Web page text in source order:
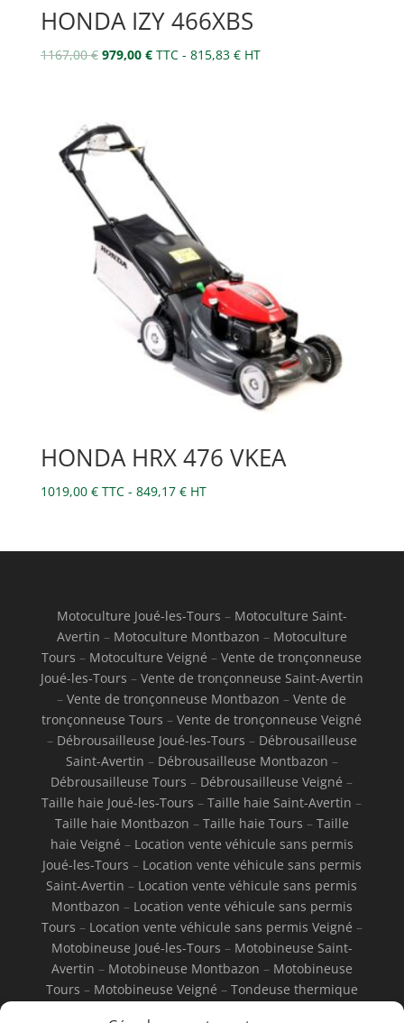
HONDA IZY 466XBS
1167,00€ Le
1167,00 €.
979,00 €Le
TTC - 815,83 €HT
HONDA HRX 476 VKEA
1019,00 € TTC - 849,17 €HT
Motoculture Joué-les-Tours – Motoculture Saint-
Avertin – Motoculture Montbazon – Motoculture
Tours – Motoculture Veigné –Vente de tronçonneuse
Joué-les-Tours – Vente de tronçonneuse Saint-Avertin
–Vente de tronçonneuse Montbazon –Vente de
tronçonneuse Tours –Vente de tronçonneuse Veigné
– Débrousailleuse Joué-les-Tours – Débrousailleuse
Saint-Avertin – Débrousailleuse Montbazon –
Débrousailleuse Tours – Débrousailleuse Veigné –
Taille haie Joué-les-Tours –Taille haie Saint-Avertin –
Taille haie Montbazon – Taille haie Tours – Taille
haie Veigné – Location vente véhicule sans permis
Joué-les-Tours – Location vente véhicule sans permis
Saint-Avertin – Location vente véhicule sans permis
Montbazon – Location vente véhicule sans permis
Tours – Location vente véhicule sans permis Veigné –
Motobineuse Joué-les-Tours – Motobineuse Saint-
Avertin – Motobineuse Montbazon – Motobineuse
Tours – Motobineuse Veigné – Tondeuse thermique